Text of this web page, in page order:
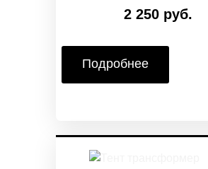
2 250 руб.
Подробнее